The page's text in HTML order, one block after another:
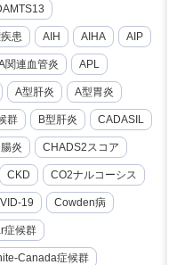
患 AIH AIHA AIP
関連血管炎 APL
A型肝炎 A型胃炎
群 B型肝炎 CADASIL
炎 CHADS2スコア
CKD CO2ナルコーシス
19 Cowden病
症候群
Canada症候群